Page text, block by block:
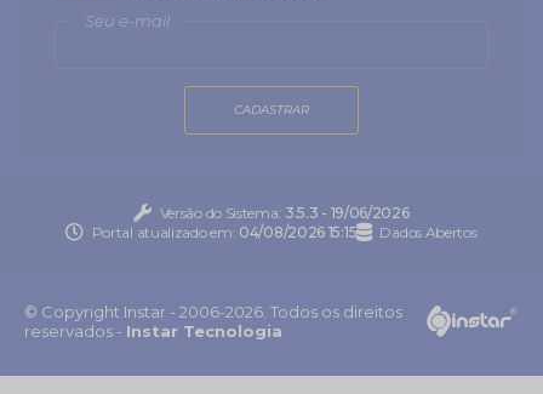
Seu e-mail
CADASTRAR
Versão do Sistema: 3.5.3 - 19/06/2026
Portal atualizado em: 04/08/2026 15:15 Dados Abertos
© Copyright Instar - 2006-2026. Todos os direitos
reservados - Instar Tecnologia